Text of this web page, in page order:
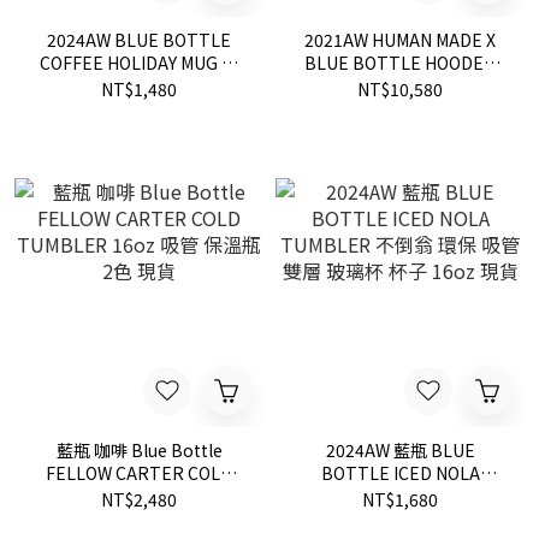
2024AW BLUE BOTTLE
COFFEE HOLIDAY MUG 藍
瓶 咖啡 清澄 馬克杯 杯子 咖
NT$1,480
2021AW HUMAN MADE X
BLUE BOTTLE HOODED
SWEATSHIRT 藍瓶 咖啡 聯
NT$10,580
藍瓶 咖啡 Blue Bottle
FELLOW CARTER COLD
TUMBLER 16oz 吸管 保溫
NT$2,480
2024AW 藍瓶 BLUE
BOTTLE ICED NOLA
TUMBLER 不倒翁 環保 吸管
NT$1,680